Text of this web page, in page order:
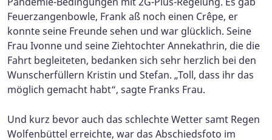
Feuerzangenbowle, Frank aß noch einen Crêpe, er
konnte seine Freunde sehen und war glücklich. Seine
Frau Ivonne und seine Ziehtochter Annekathrin, die die
Fahrt begleiteten, bedanken sich sehr herzlich bei den
Wunscherfüllern Kristin und Stefan. „Toll, dass ihr das
möglich gemacht habt“, sagte Franks Frau.
Und kurz bevor auch das schlechte Wetter samt Regen
Wolfenbüttel erreichte, war das Abschiedsfoto im